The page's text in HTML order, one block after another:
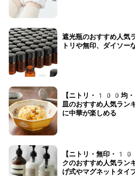
遮光瓶のおすすめ人
トリや無印、ダイソー
【ニトリ・100均・
皿のおすすめ人気ラ
に中華が楽しめる
【ニトリ・無印・
クのおすすめ人気ラ
げ式やマグネットタイ